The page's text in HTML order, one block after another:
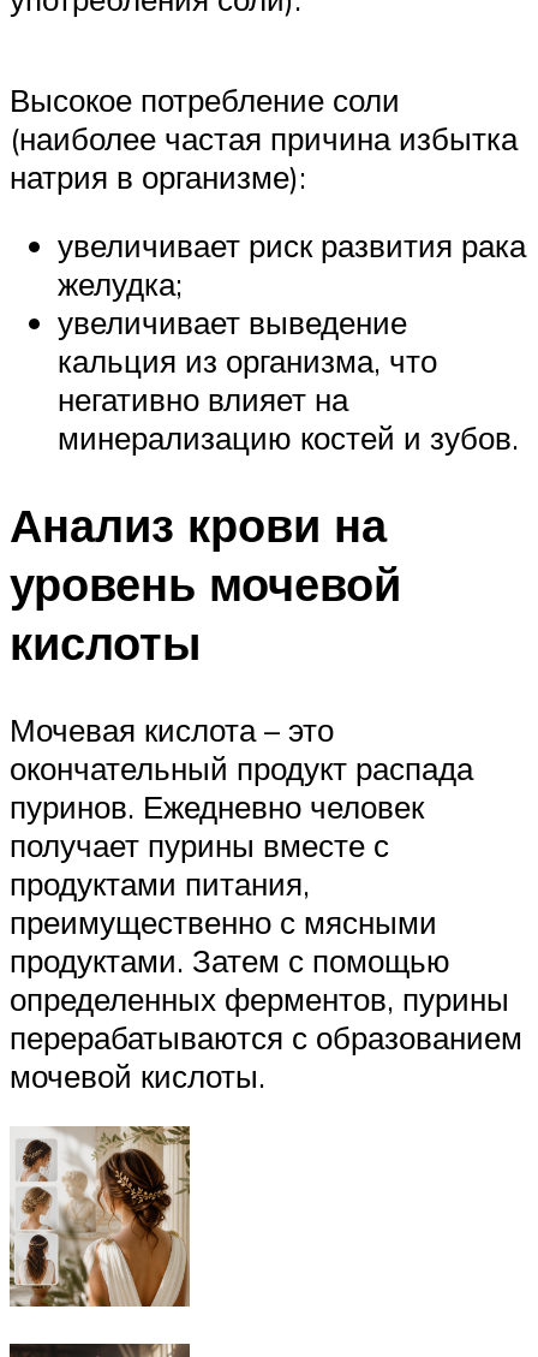
Высокое потребление соли
(наиболее частая причина избытка
натрия в организме):
увеличивает риск развития рака
желудка;
увеличивает выведение
кальция из организма, что
негативно влияет на
минерализацию костей и зубов.
Анализ крови на
уровень мочевой
кислоты
Мочевая кислота – это
окончательный продукт распада
пуринов. Ежедневно человек
получает пурины вместе с
продуктами питания,
преимущественно с мясными
продуктами. Затем с помощью
определенных ферментов, пурины
перерабатываются с образованием
мочевой кислоты.